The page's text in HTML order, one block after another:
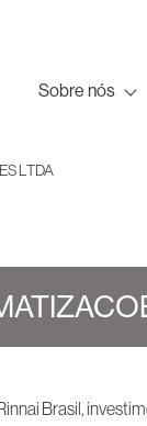
Sobre nós
LTDA
Brasil,